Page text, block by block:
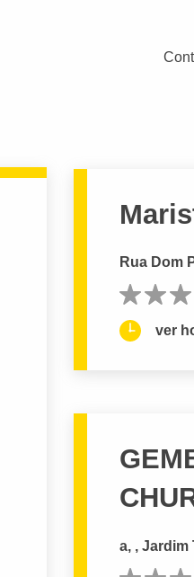
Rua Dom
ver
a, , Jardim